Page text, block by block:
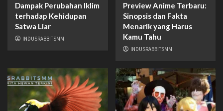
Dampak Perubahan Iklim
terhadap Kehidupan
Satwa Liar
INDUSRABBITSMM
Preview Anime Terbaru:
Sinopsis dan Fakta
Menarik yang Harus
Kamu Tahu
INDUSRABBITSMM